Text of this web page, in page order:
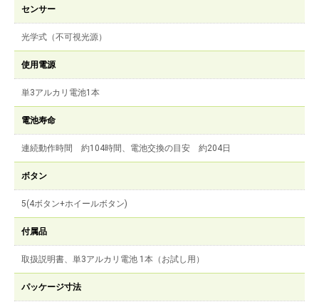
センサー
光学式（不可視光源）
使用電源
単3アルカリ電池1本
電池寿命
連続動作時間 約104時間、電池交換の目安 約204日
ボタン
5(4ボタン+ホイールボタン)
付属品
取扱説明書、単3アルカリ電池 1本（お試し用）
パッケージ寸法